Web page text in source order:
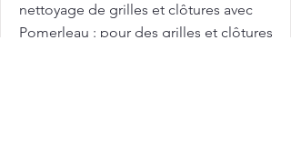
nettoyage de grilles et clôtures avec
Pomerleau : pour des grilles et clôtures